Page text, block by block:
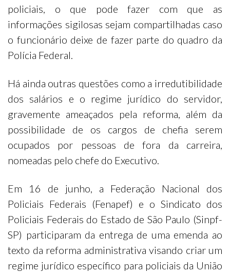
policiais, o que pode fazer com que as
informações sigilosas sejam compartilhadas caso
o funcionário deixe de fazer parte do quadro da
Polícia Federal.
Há ainda outras questões como a irredutibilidade
dos salários e o regime jurídico do servidor,
gravemente ameaçados pela reforma, além da
possibilidade de os cargos de chefia serem
ocupados por pessoas de fora da carreira,
nomeadas pelo chefe do Executivo.
Em 16 de junho, a Federação Nacional dos
Policiais Federais (Fenapef) e o Sindicato dos
Policiais Federais do Estado de São Paulo (Sinpf-
SP) participaram da entrega de uma emenda ao
texto da reforma administrativa visando criar um
regime jurídico específico para policiais da União